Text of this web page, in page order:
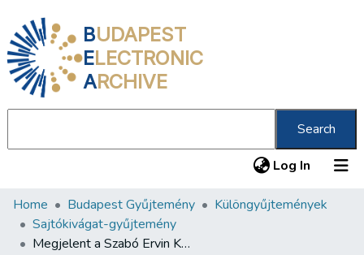
BUDAPEST
ELECTRONIC
ARCHIVE
Search
Log In (current)
Communities & Collections
All of DSpace
Home Budapest Gyűjtemény
Különgyűjtemények
Sajtókivágat-gyűjtemény
Megjelent a Szabó Ervin Könyvtár XV. Évkönyve